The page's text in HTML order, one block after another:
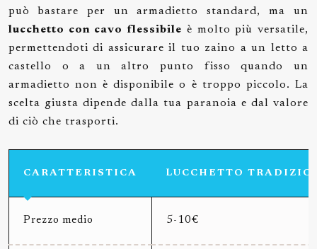
può bastare per un armadietto standard, ma un
lucchetto con cavo flessibile è molto più versatile,
permettendoti di assicurare il tuo zaino a un letto a
castello o a un altro punto fisso quando un
armadietto non è disponibile o è troppo piccolo. La
scelta giusta dipende dalla tua paranoia e dal valore
di ciò che trasporti.
CARATTERISTICA LUCCHETTO
Prezzo medio 5-10€